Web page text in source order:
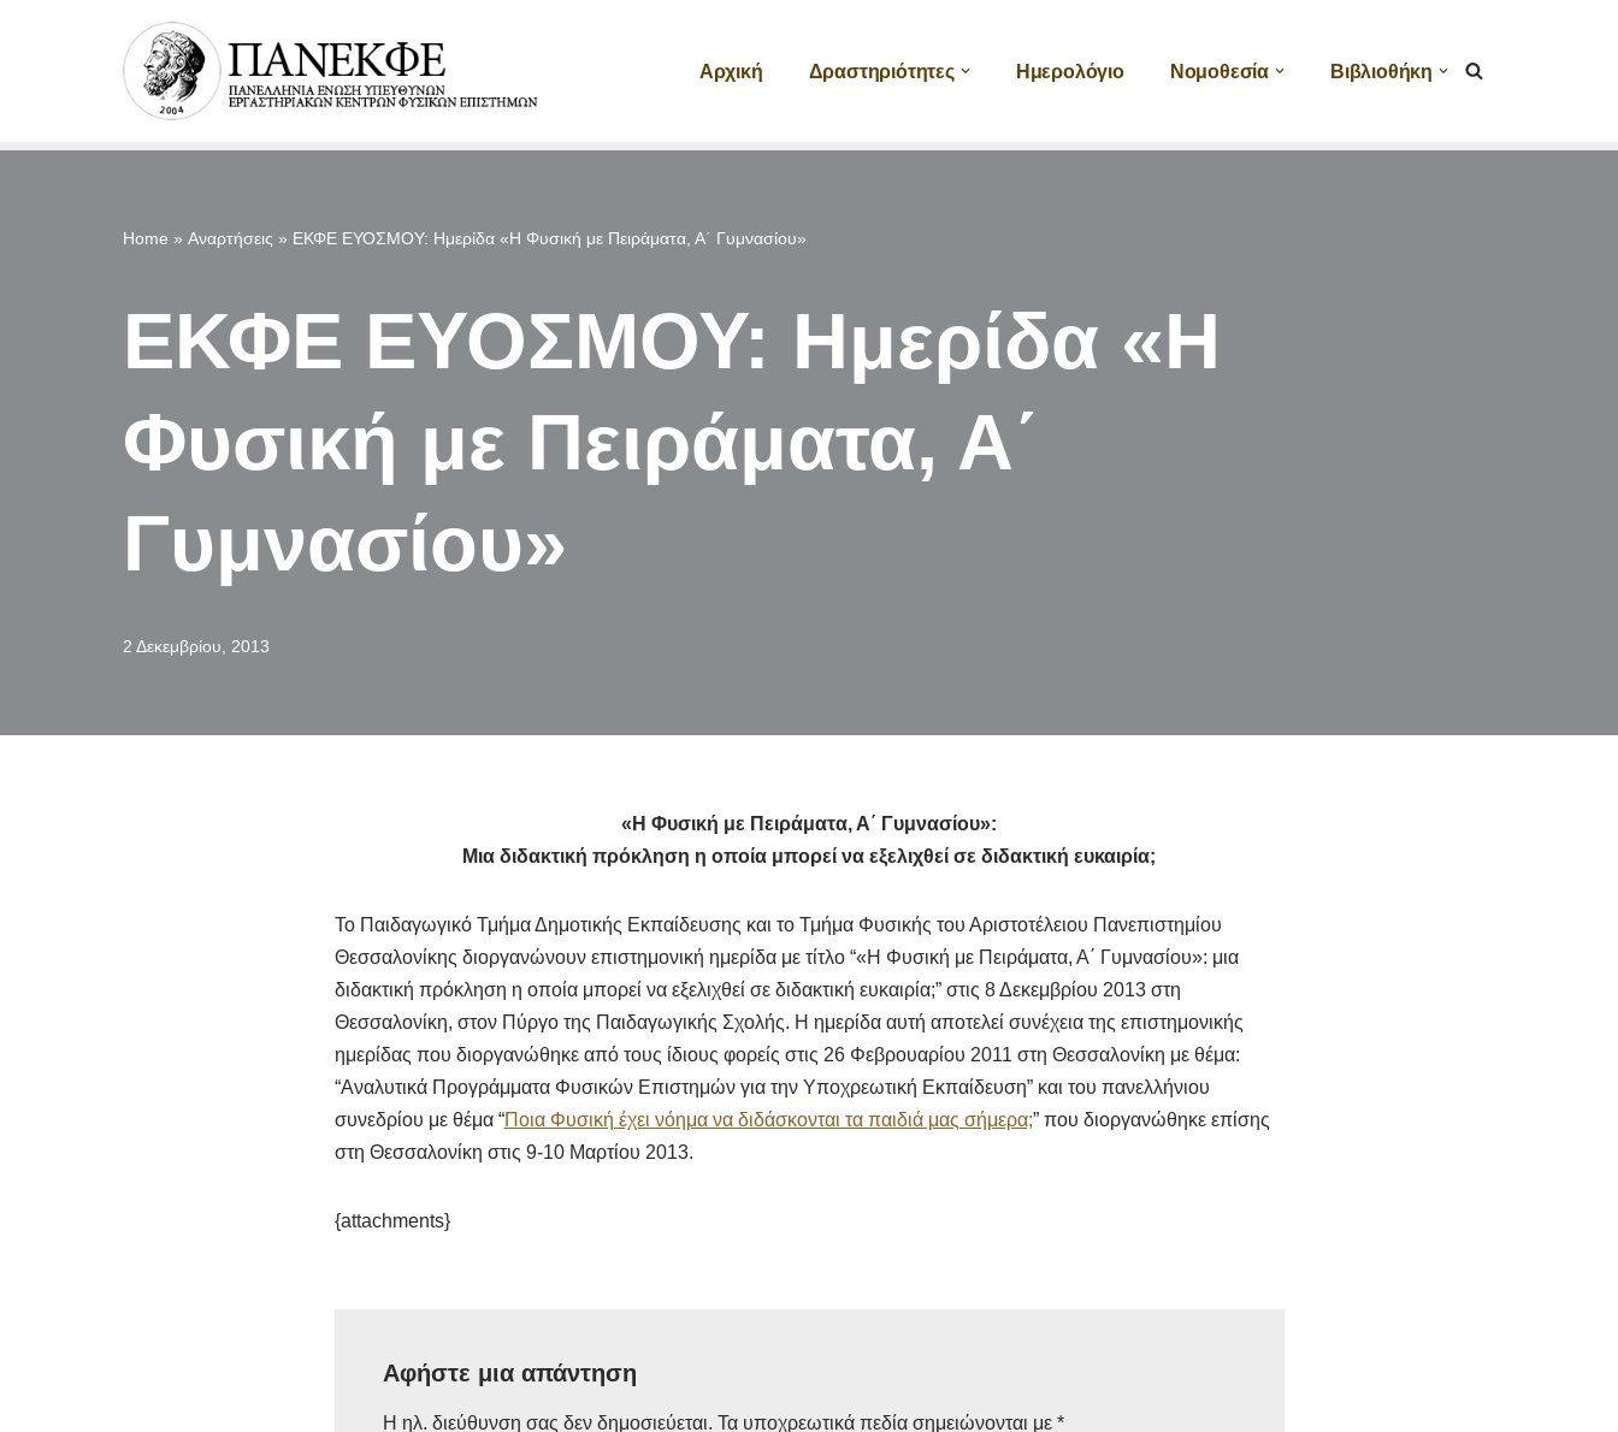
Μεταπηδήστε
Αρχική Δραστηριότητες Ημερολόγιο Νομοθεσία Βιβλιοθήκη
Home » Αναρτήσεις » ΕΚΦΕ ΕΥΟΣΜΟΥ: Ημερίδα «Η Φυσική με Πειράματα, Α΄ Γυμνασίου»
ΕΚΦΕ ΕΥΟΣΜΟΥ: Ημερίδα «Η
Φυσική με Πειράματα, Α΄
Γυμνασίου»
2 Δεκεμβρίου, 2013
«Η Φυσική με Πειράματα, Α΄ Γυμνασίου»:
Μια διδακτική πρόκληση η οποία μπορεί να εξελιχθεί σε διδακτική ευκαιρία;
Το Παιδαγωγικό Τμήμα Δημοτικής Εκπαίδευσης και το Τμήμα Φυσικής του Αριστοτέλειου Πανεπιστημίου
Θεσσαλονίκης διοργανώνουν επιστημονική ημερίδα με τίτλο “«Η Φυσική με Πειράματα, Α΄ Γυμνασίου»: μια
διδακτική πρόκληση η οποία μπορεί να εξελιχθεί σε διδακτική ευκαιρία;” στις 8 Δεκεμβρίου 2013 στη
Θεσσαλονίκη, στον Πύργο της Παιδαγωγικής Σχολής. Η ημερίδα αυτή αποτελεί συνέχεια της επιστημονικής
ημερίδας που διοργανώθηκε από τους ίδιους φορείς στις 26 Φεβρουαρίου 2011 στη Θεσσαλονίκη με θέμα:
“Αναλυτικά Προγράμματα Φυσικών Επιστημών για την Υποχρεωτική Εκπαίδευση” και του πανελλήνιου
συνεδρίου με θέμα “Ποια Φυσική έχει νόημα να διδάσκονται τα παιδιά μας σήμερα;” που διοργανώθηκε επίσης
στη Θεσσαλονίκη στις 9-10 Μαρτίου 2013.
{attachments}
Αφήστε μια απάντηση
Η ηλ. διεύθυνση σας δεν δημοσιεύεται. Τα υποχρεωτικά πεδία σημειώνονται με *